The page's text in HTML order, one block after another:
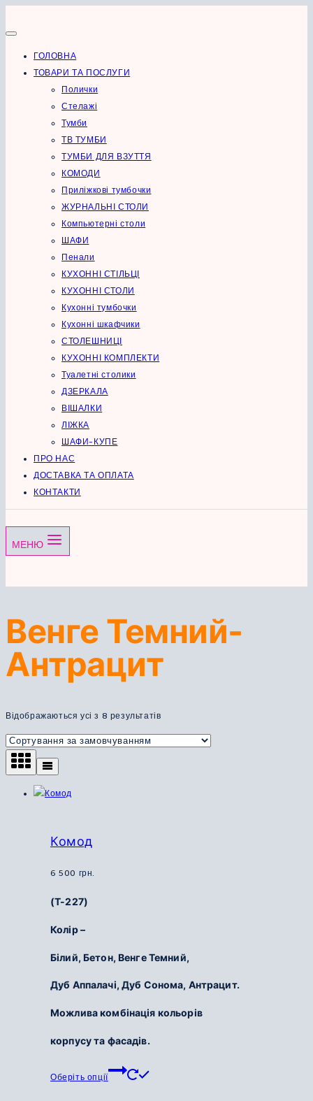
до
ГОЛОВНА
ТОВАРИ ТА ПОСЛУГИ
Полички
Стелажі
Тумби
ТВ ТУМБИ
ТУМБИ ДЛЯ ВЗУТТЯ
КОМОДИ
Приліжкові тумбочки
ЖУРНАЛЬНІ СТОЛИ
Компьютерні столи
ШАФИ
Пенали
КУХОННІ СТІЛЬЦІ
КУХОННІ СТОЛИ
Кухонні тумбочки
Кухонні шкафчики
СТОЛЕШНИЦІ
КУХОННІ КОМПЛЕКТИ
Туалетні столики
ДЗЕРКАЛА
ВІШАЛКИ
ЛІЖКА
ШАФИ-КУПЕ
ПРО НАС
ДОСТАВКА ТА ОПЛАТА
КОНТАКТИ
МЕНЮ
Венге Темний-
Антрацит
Відображаються усі з 8 результатів
Комод
6 500 грн.
(Т-227)
Колір –
Білий, Бетон, Венге Темний,
Дуб Аппалачі, Дуб Сонома, Антрацит.
Можлива комбінація кольорів
корпусу та фасадів.
Оберіть опції
Цей